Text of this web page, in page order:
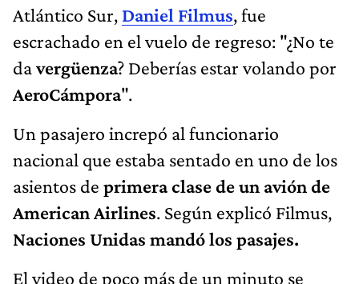
Atlántico Sur, Daniel Filmus, fue
escrachado en el vuelo de regreso: "¿No te
davergüenza? Deberías estar volando por
AeroCámpora".
Un pasajero increpó al funcionario
nacional que estaba sentado en uno de los
asientos de primera clase de un avión de
American Airlines. Según explicó Filmus,
Naciones Unidas mandó los pasajes.
El video de poco más de un minuto se